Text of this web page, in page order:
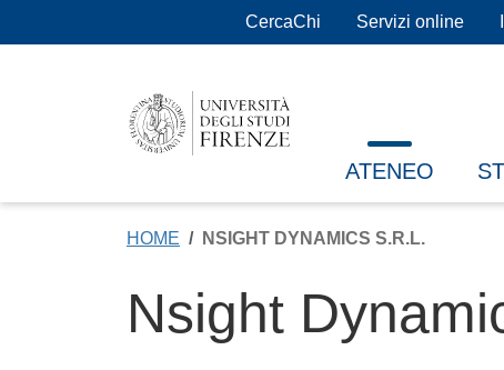
CercaChi Servizi online
ATENEO
HOME NSIGHT DYNAMICS S.R.L.
Nsight